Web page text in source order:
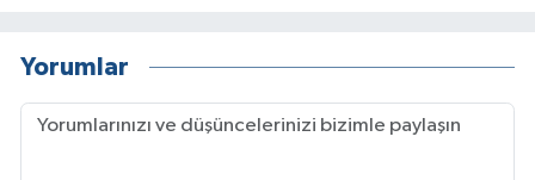
Yorumlar